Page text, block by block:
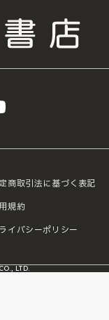
商取引法に基づく表記
規約
イバシーポリシー
LTD.